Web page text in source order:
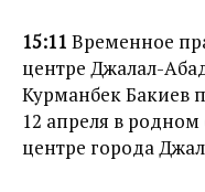
15:11 Временное
центре Джалал-
Курманбек Бакиев
12 апреля в родном
центре города